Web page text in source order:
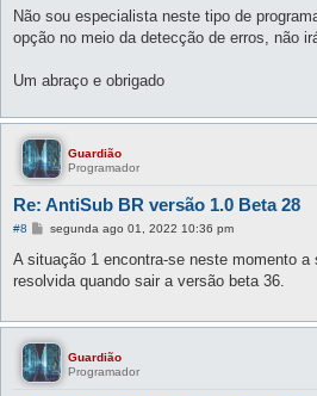
m
Não sou especialista neste tipo de
opção no meio da detecção de erros, não
Um abraço e obrigado
Guardião
Programador
Re: AntiSub BR versão 1.0 Beta 28
#8
M
n
a
m
segunda ago 01, 2022 10:36 pm
A situação 1 encontra-se neste momento a
resolvida quando sair a versão beta 36.
Guardião
Programador